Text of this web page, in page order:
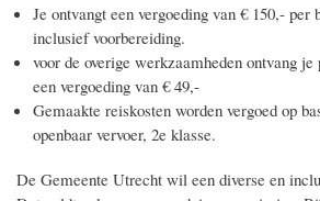
Je ontvangt een vergoeding van € 150,- per
inclusief voorbereiding.
voor de overige werkzaamheden ontvang
een vergoeding van € 49,-
Gemaakte reiskosten worden vergoed op
openbaar vervoer, 2e klasse.
De Gemeente Utrecht wil een diverse en